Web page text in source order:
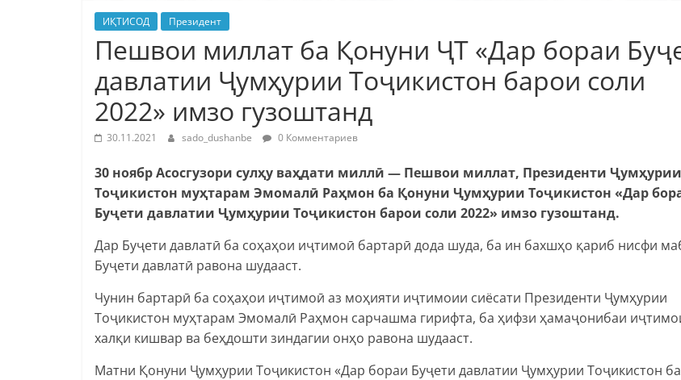
ИҚТИСОД Президент
Пешвои миллат ба Қонуни ҶТ «Дар бораи
давлатии Ҷумҳурии Тоҷикистон барои соли
2022» имзо гузоштанд
30.11.2021 sado_dushanbe 0 Комментариев
30 ноябр Асосгузори сулҳу ваҳдати миллӣ — Пешвои миллат, Президенти Ҷумҳурии
Тоҷикистон муҳтарам Эмомалӣ Раҳмон ба Қонуни Ҷумҳурии Тоҷикистон «Дар
Буҷети давлатии Ҷумҳурии Тоҷикистон барои соли 2022» имзо гузоштанд.
Дар Буҷети давлатӣ ба соҳаҳои иҷтимоӣ бартарӣ дода шуда, ба ин бахшҳо қариб нисфи
Буҷети давлатӣ равона шудааст.
Чунин бартарӣ ба соҳаҳои иҷтимоӣ аз моҳияти иҷтимоии сиёсати Президенти Ҷумҳурии
Тоҷикистон муҳтарам Эмомалӣ Раҳмон сарчашма гирифта, ба ҳифзи ҳамаҷонибаи
халқи кишвар ва беҳдошти зиндагии онҳо равона шудааст.
Матни Қонуни Ҷумҳурии Тоҷикистон «Дар бораи Буҷети давлатии Ҷумҳурии Тоҷикистон